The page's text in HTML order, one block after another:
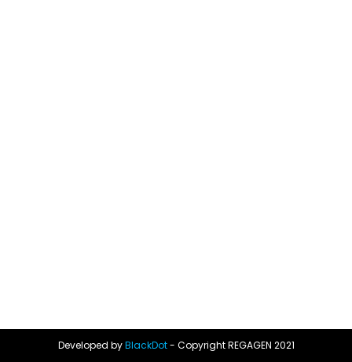
Developed byBlackDot- Copyright REGAGEN 2021